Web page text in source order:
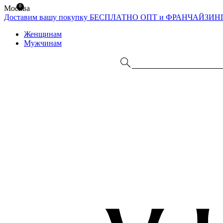
Москва
Доставим вашу покупку БЕСПЛАТНО ОПТ и
Женщинам
Мужчинам
0